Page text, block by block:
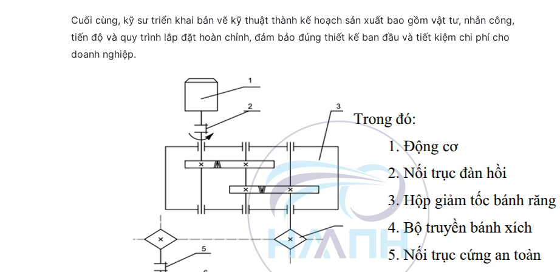
Cuối cùng, kỹ sư triển khai bản vẽ kỹ thuật thành kế hoạch sản xuất bao gồm vật tư, nhân công,
tiến độ và quy trình lắp đặt hoàn chỉnh, đảm bảo đúng thiết kế ban đầu và tiết kiệm chi phí cho
doanh nghiệp.